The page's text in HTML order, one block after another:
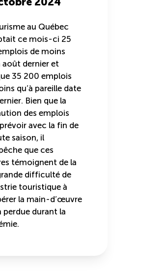
au Québec
ce mois-ci 25
de moins
août dernier et
35 200 emplois
qu’à pareille date
Bien que la
des emplois
avec la fin de
saison, il
que ces
témoignent de la
difficulté de
touristique à
la main-d’œuvre
perdue durant la